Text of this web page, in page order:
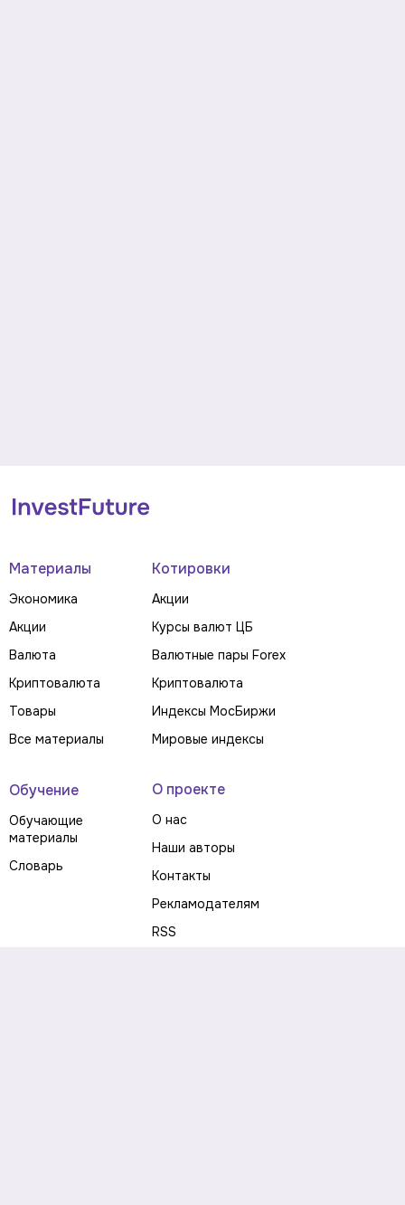
Материалы
Экономика
Акции
Валюта
Криптовалюта
Товары
Все материалы
Котировки
Акции
Курсы валют ЦБ
Валютные пары Forex
Криптовалюта
Индексы МосБиржи
Мировые индексы
Обучение
Обучающие
материалы
Словарь
О проекте
О нас
Наши авторы
Контакты
Рекламодателям
RSS